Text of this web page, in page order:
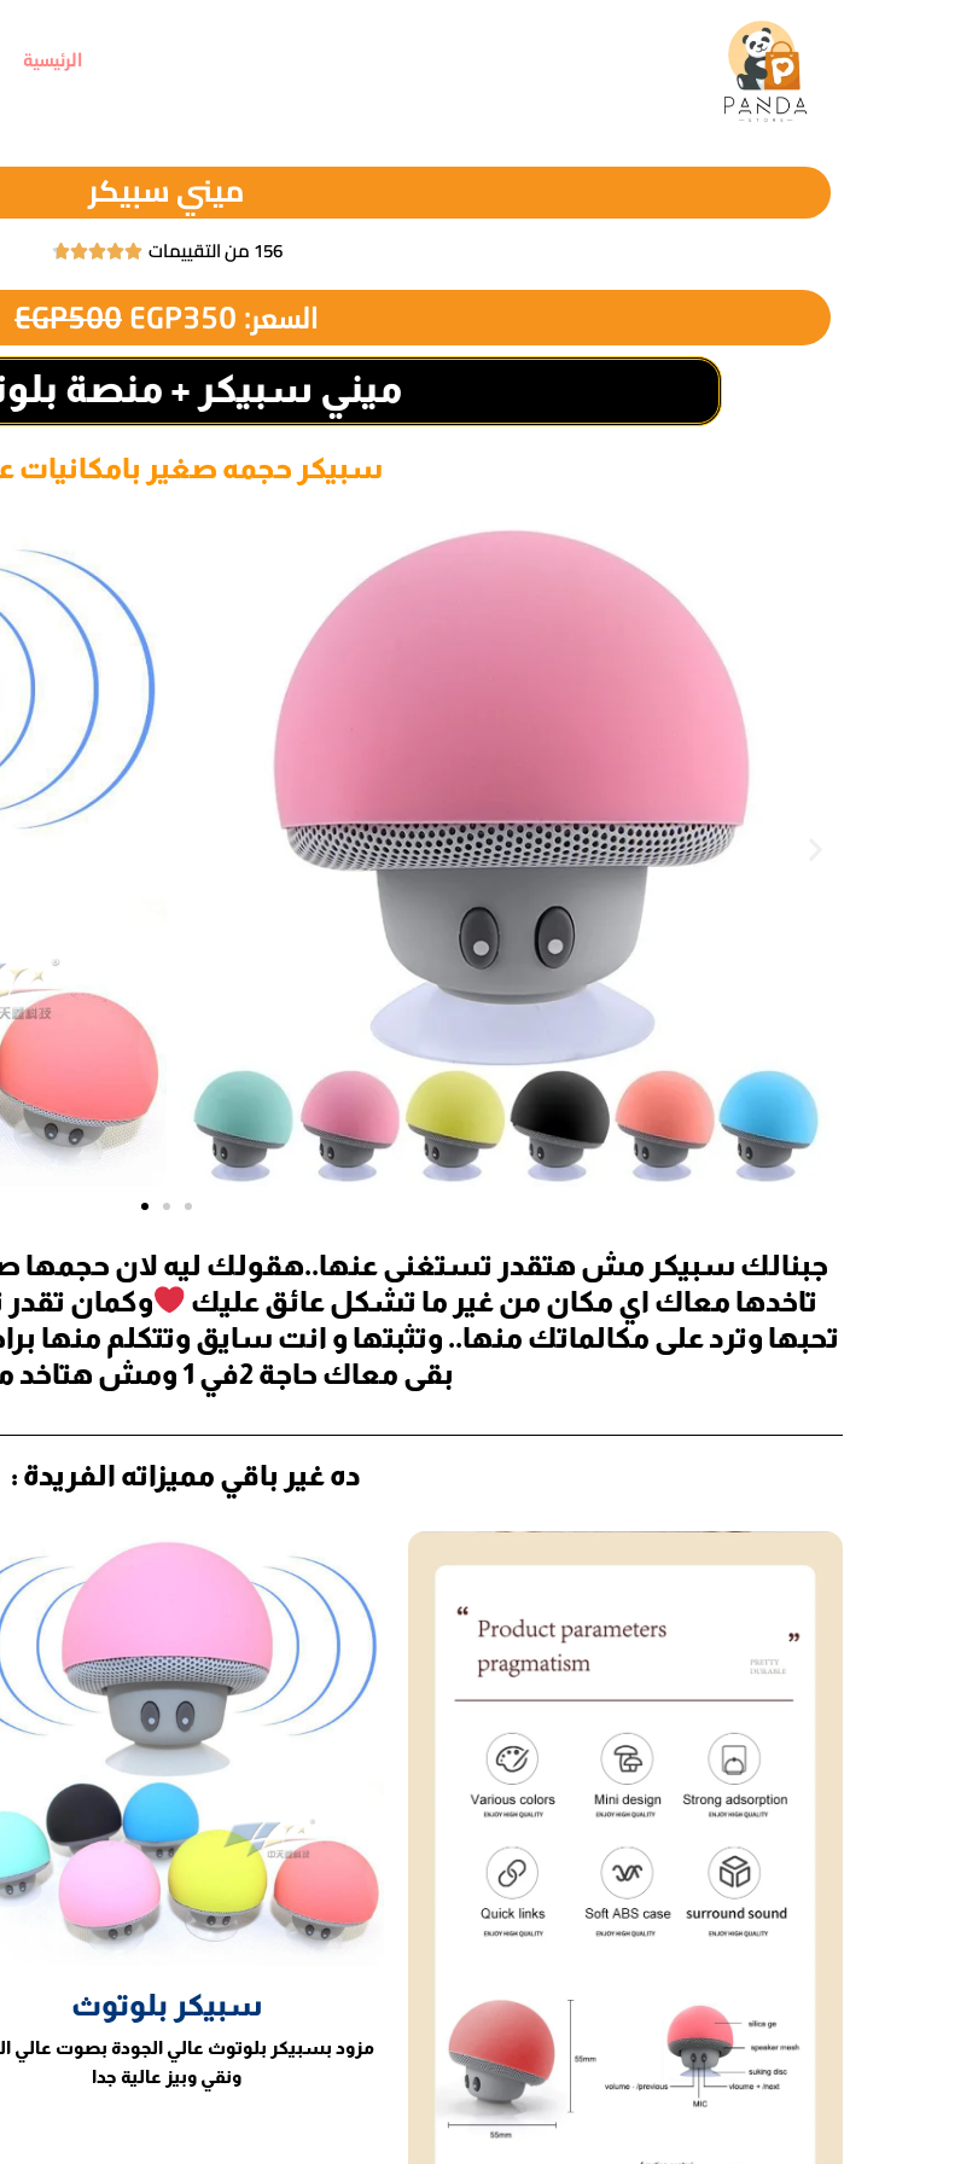
الرئيسية
ميني سبيكر
156 من التقييمات 




السعر: EGP500 EGP350
ميني سبيكر + منصة
سبيكر حجمه صغير بامكانيات
جبنالك سبيكر مش هتقدر تستغنى عنها..هقولك ليه لان حجمها
تاخدها معاك اي مكان من غير ما تشكل عائق عليك
وكمان
تحبها وترد على مكالماتك منها.. وتثبتها و انت سايق وتتكلم منها
بقى معاك حاجة 2في 1 ومش هتاخد مساحة
ده غير باقي مميزاته الفريدة :
سبيكر بلوتوث
مزود بسبيكر بلوتوث عالي الجودة بصوت عالي
ونقي وبيز عالية جدا